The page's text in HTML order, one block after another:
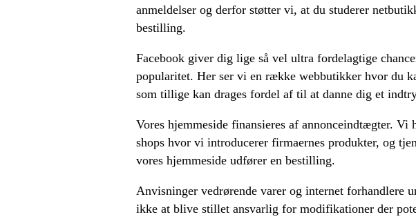
anmeldelser og derfor støtter vi, at du studerer
bestilling.
Facebook giver dig lige så vel ultra fordelagtige
popularitet. Her ser vi en række webbutikker hvor du
som tillige kan drages fordel af til at danne dig et
Vores hjemmeside finansieres af annonceindtægter.
shops hvor vi introducerer firmaernes produkter, og
vores hjemmeside udfører en bestilling.
Anvisninger vedrørende varer og internet forhandlere
ikke at blive stillet ansvarlig for modifikationer der